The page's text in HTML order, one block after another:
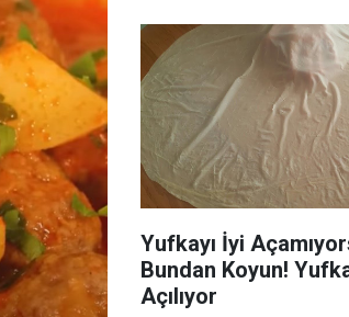
Yufkayı İyi
Bundan Koyun!
Açılıyor